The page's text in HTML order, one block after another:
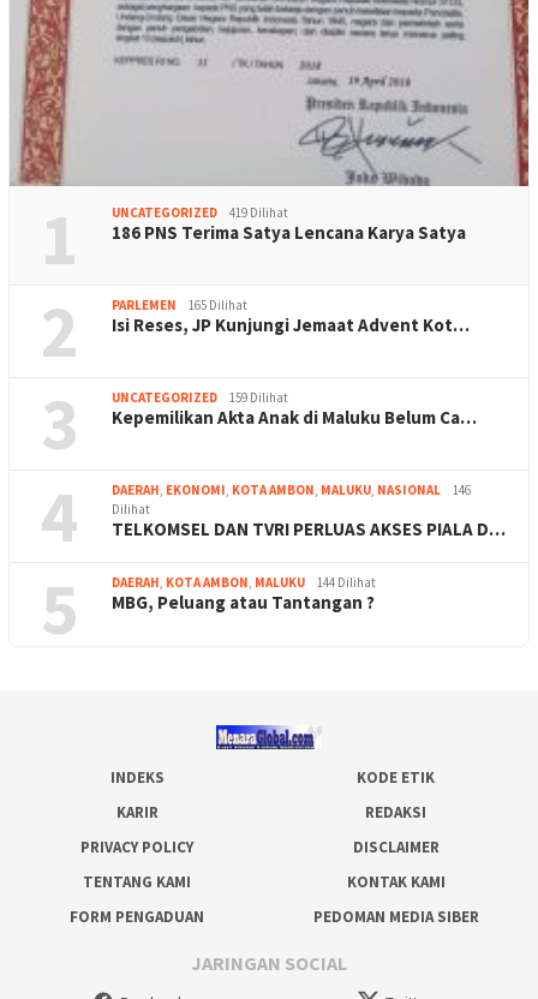
1 UNCATEGORIZED 419 Dilihat
186 PNS Terima Satya Lencana Karya Satya
2 PARLEMEN 165 Dilihat
Isi Reses, JP Kunjungi Jemaat Advent Kot…
3 UNCATEGORIZED 159 Dilihat
Kepemilikan Akta Anak di Maluku Belum Ca…
4 DAERAH, EKONOMI, KOTA AMBON, MALUKU, NASIONAL
146
Dilihat
TELKOMSEL DAN TVRI PERLUAS AKSES PIALA D…
5 DAERAH, KOTA AMBON, MALUKU 144 Dilihat
MBG, Peluang atau Tantangan ?
INDEKS
KODE ETIK
KARIR
REDAKSI
PRIVACY POLICY
DISCLAIMER
TENTANG KAMI
KONTAK KAMI
FORM PENGADUAN
PEDOMAN MEDIA SIBER
JARINGAN SOCIAL